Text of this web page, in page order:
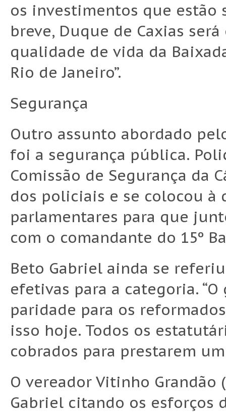
os investimentos que estão
breve, Duque de Caxias
qualidade de vida da
Rio de Janeiro”.
Segurança
Outro assunto abordado
foi a segurança pública.
Comissão de Segurança da
dos policiais e se colocou à
parlamentares para que
com o comandante do 15º
Beto Gabriel ainda se
efetivas para a categoria.
paridade para os
isso hoje. Todos os
cobrados para prestarem
O vereador Vitinho
Gabriel citando os esforços